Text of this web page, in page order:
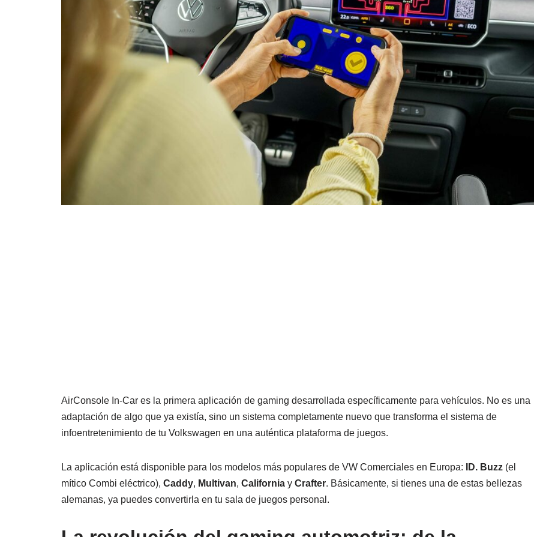
AirConsole In-Car es la primera aplicación de gaming desarrollada específicamente para vehículos. No es una
adaptación de algo que ya existía, sino un sistema completamente nuevo que transforma el sistema de
infoentretenimiento de tu Volkswagen en una auténtica plataforma de juegos.
La aplicación está disponible para los modelos más populares de VW Comerciales en Europa: ID. Buzz (el
mítico Combi eléctrico), Caddy, Multivan, California y Crafter. Básicamente, si tienes una de estas bellezas
alemanas, ya puedes convertirla en tu sala de juegos personal.